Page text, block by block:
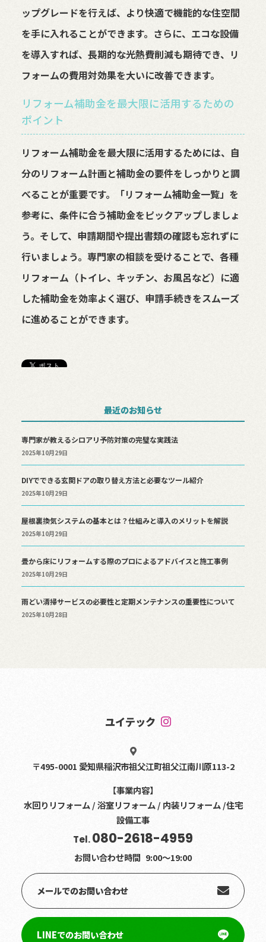
ップグレードを行えば、より快適で機能的な住空間
を手に入れることができます。さらに、エコな設備
を導入すれば、長期的な光熱費削減も期待でき、リ
フォームの費用対効果を大いに改善できます。
リフォーム補助金を最大限に活用するための
ポイント
リフォーム補助金を最大限に活用するためには、自
分のリフォーム計画と補助金の要件をしっかりと調
べることが重要です。「リフォーム補助金一覧」を
参考に、条件に合う補助金をピックアップしましょ
う。そして、申請期間や提出書類の確認も忘れずに
行いましょう。専門家の相談を受けることで、各種
リフォーム（トイレ、キッチン、お風呂など）に適
した補助金を効率よく選び、申請手続きをスムーズ
に進めることができます。
最近のお知らせ
専門家が教えるシロアリ予防対策の完璧な実践法
2025年10月29日
DIYでできる玄関ドアの取り替え方法と必要なツール紹介
2025年10月29日
屋根裏換気システムの基本とは？仕組みと導入のメリットを解説
2025年10月29日
畳から床にリフォームする際のプロによるアドバイスと施工事例
2025年10月29日
雨どい清掃サービスの必要性と定期メンテナンスの重要性について
2025年10月28日
ユイテック
〒495-0001 愛知県稲沢市祖父江町祖父江南川原113-2
【事業内容】
水回りリフォーム / 浴室リフォーム / 内装リフォーム /住宅
設備工事
Tel. 080-2618-4959
お問い合わせ時間 9:00〜19:00
メールでのお問い合わせ
LINEでのお問い合わせ